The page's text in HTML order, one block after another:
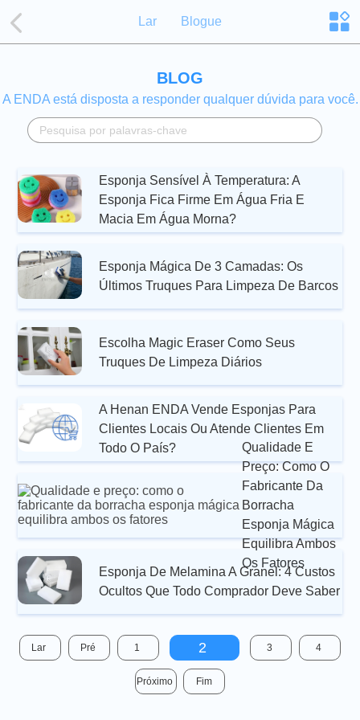
Lar Blogue
BLOG
A ENDA está disposta a responder qualquer dúvida para você.
Esponja Sensível À Temperatura: A
Esponja Fica Firme Em Água Fria E
Macia Em Água Morna?
Esponja Mágica De 3 Camadas: Os
Últimos Truques Para Limpeza De Barcos
Escolha Magic Eraser Como Seus
Truques De Limpeza Diários
A Henan ENDA Vende Esponjas Para
Clientes Locais Ou Atende Clientes Em
Todo O País?
Qualidade E
Preço: Como O
Fabricante Da
Borracha
Esponja Mágica
Equilibra Ambos
Os Fatores
Esponja De Melamina A Granel: 4 Custos
Ocultos Que Todo Comprador Deve Saber
Lar Pré 1 2 3 4
Próximo Fim